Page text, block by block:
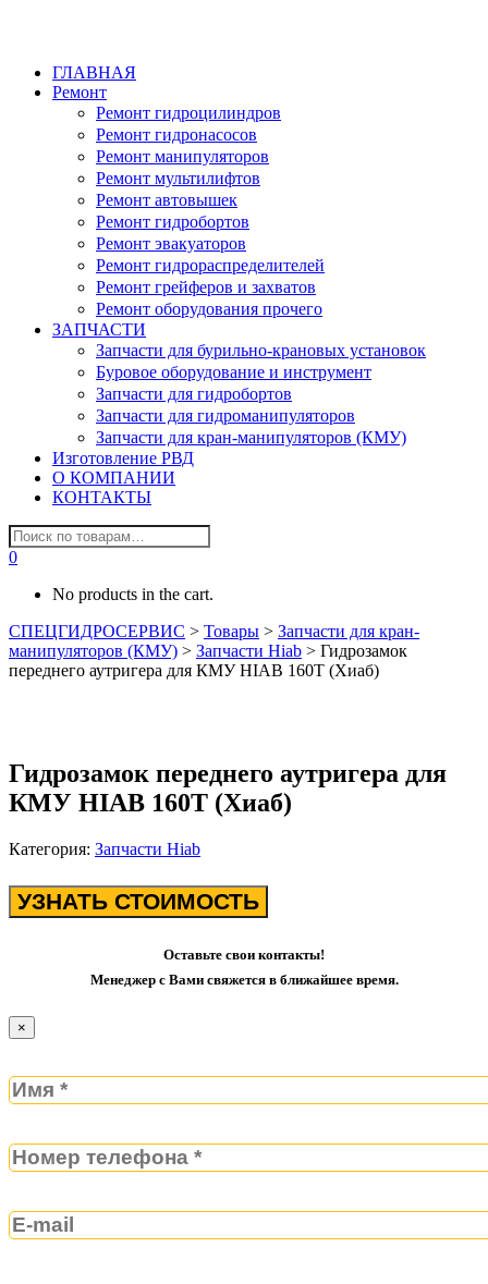
ГЛАВНАЯ
Ремонт
Ремонт гидроцилиндров
Ремонт гидронасосов
Ремонт манипуляторов
Ремонт мультилифтов
Ремонт автовышек
Ремонт гидробортов
Ремонт эвакуаторов
Ремонт гидрораспределителей
Ремонт грейферов и захватов
Ремонт оборудования прочего
ЗАПЧАСТИ
Запчасти для бурильно-крановых установок
Буровое оборудование и инструмент
Запчасти для гидробортов
Запчасти для гидроманипуляторов
Запчасти для кран-манипуляторов (КМУ)
Изготовление РВД
О КОМПАНИИ
КОНТАКТЫ
0
No products in the cart.
СПЕЦГИДРОСЕРВИС > Товары > Запчасти для кран-
манипуляторов (КМУ) > Запчасти Hiab > Гидрозамок
переднего аутригера для КМУ HIAB 160T (Хиаб)
Гидрозамок переднего аутригера для
КМУ HIAB 160T (Хиаб)
Категория: Запчасти Hiab
УЗНАТЬ СТОИМОСТЬ
Оставьте свои контакты!
Менеджер с Вами свяжется в ближайшее время.
×